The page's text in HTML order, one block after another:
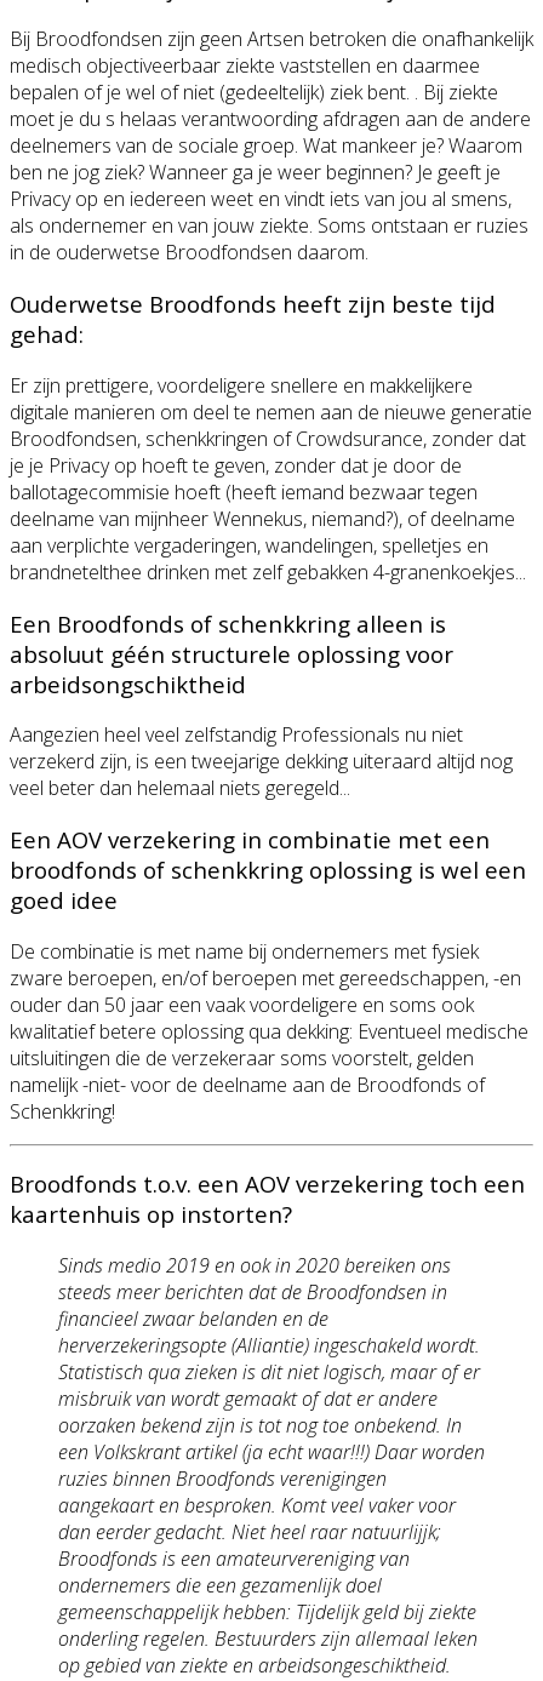
Bij Broodfondsen zijn geen Artsen betroken die onafhankelijk
medisch objectiveerbaar ziekte vaststellen en daarmee
bepalen of je wel of niet (gedeeltelijk) ziek bent. . Bij ziekte
moet je du s helaas verantwoording afdragen aan de andere
deelnemers van de sociale groep. Wat mankeer je? Waarom
ben ne jog ziek? Wanneer ga je weer beginnen? Je geeft je
Privacy op en iedereen weet en vindt iets van jou al smens,
als ondernemer en van jouw ziekte. Soms ontstaan er ruzies
in de ouderwetse Broodfondsen daarom.
Ouderwetse Broodfonds heeft zijn beste tijd
gehad:
Er zijn prettigere, voordeligere snellere en makkelijkere
digitale manieren om deel te nemen aan de nieuwe generatie
Broodfondsen, schenkkringen of Crowdsurance, zonder dat
je je Privacy op hoeft te geven, zonder dat je door de
ballotagecommisie hoeft (heeft iemand bezwaar tegen
deelname van mijnheer Wennekus, niemand?), of deelname
aan verplichte vergaderingen, wandelingen, spelletjes en
brandnetelthee drinken met zelf gebakken 4-granenkoekjes...
Een Broodfonds of schenkkring alleen is
absoluut géén structurele oplossing voor
arbeidsongschiktheid
Aangezien heel veel zelfstandig Professionals nu niet
verzekerd zijn, is een tweejarige dekking uiteraard altijd nog
veel beter dan helemaal niets geregeld...
Een AOV verzekering in combinatie met een
broodfonds of schenkkring oplossing is wel een
goed idee
De combinatie is met name bij ondernemers met fysiek
zware beroepen, en/of beroepen met gereedschappen, -en
ouder dan 50 jaar een vaak voordeligere en soms ook
kwalitatief betere oplossing qua dekking: Eventueel medische
uitsluitingen die de verzekeraar soms voorstelt, gelden
namelijk -niet- voor de deelname aan de Broodfonds of
Schenkkring!
Broodfonds t.o.v. een AOV verzekering toch een
kaartenhuis op instorten?
Sinds medio 2019 en ook in 2020 bereiken ons
steeds meer berichten dat de Broodfondsen in
financieel zwaar belanden en de
herverzekeringsopte (Alliantie) ingeschakeld wordt.
Statistisch qua zieken is dit niet logisch, maar of er
misbruik van wordt gemaakt of dat er andere
oorzaken bekend zijn is tot nog toe onbekend. In
een Volkskrant artikel (ja echt waar!!!) Daar worden
ruzies binnen Broodfonds verenigingen
aangekaart en besproken. Komt veel vaker voor
dan eerder gedacht. Niet heel raar natuurlijjk;
Broodfonds is een amateurvereniging van
ondernemers die een gezamenlijk doel
gemeenschappelijk hebben: Tijdelijk geld bij ziekte
onderling regelen. Bestuurders zijn allemaal leken
op gebied van ziekte en arbeidsongeschiktheid.